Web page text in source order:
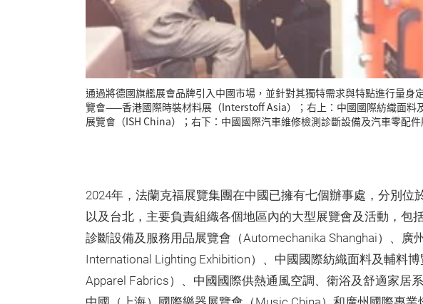
通過將德國旗艦展會品牌引入中國市場，並針對其獨特需求與特點進行量
覽會——香港國際時裝材料展（Interstoff Asia）；右上：中國國際紡織面
展覽會（ISH China）；右下：中國國際汽車維修檢測診斷設備及汽車零配
2024年，法蘭克福展覽集團在中國已擁有七個辦事處，分別位
以及台北，主要負責組織各個地區內的大型展覽會及活動，包
診斷設備及服務用品展覽會（Automechanika Shanghai）、廣
International Lighting Exhibition）、中國國際紡織面料及輔料
Apparel Fabrics）、中國國際供熱通風空調、衛浴及舒適家居系